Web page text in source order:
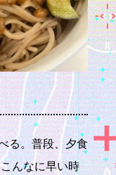
る。普段、夕食
んなに早い時